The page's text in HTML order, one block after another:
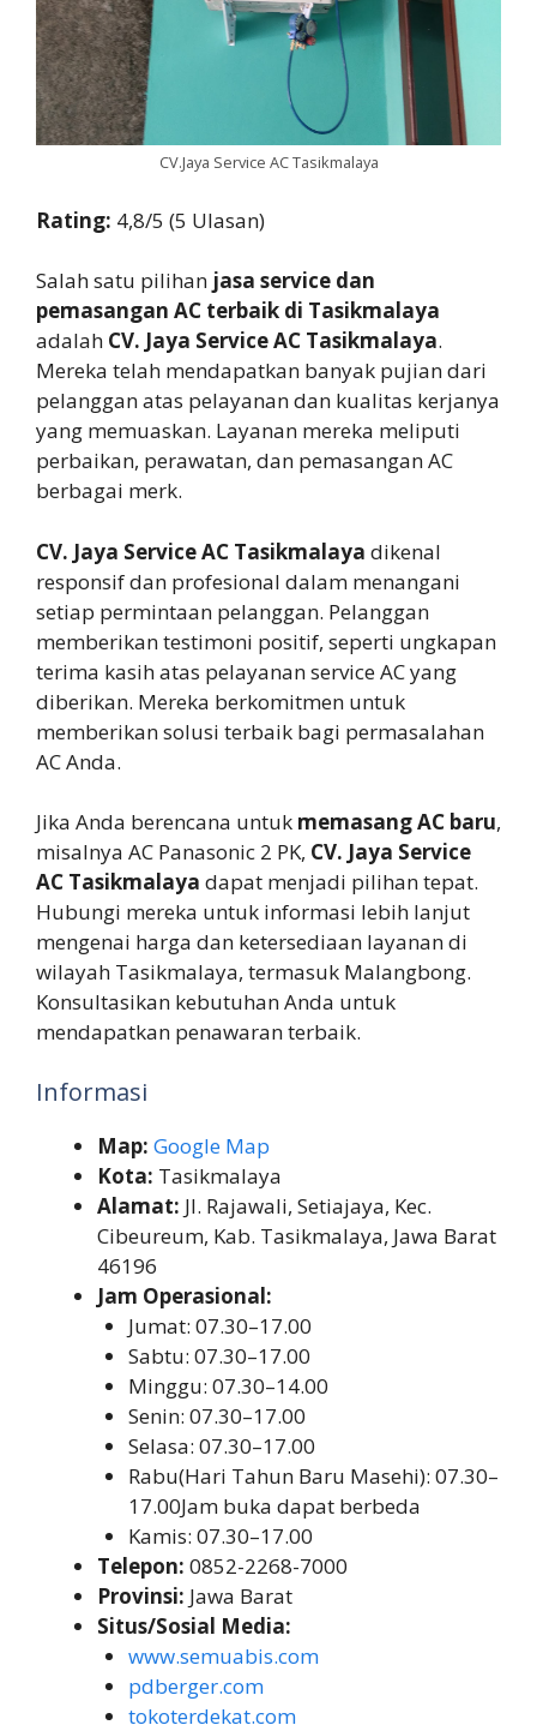
CV.Jaya Service AC Tasikmalaya
Rating: 4,8/5 (5 Ulasan)
Salah satu pilihan jasa service dan
pemasangan AC terbaik di Tasikmalaya
adalah CV. Jaya Service AC Tasikmalaya.
Mereka telah mendapatkan banyak pujian dari
pelanggan atas pelayanan dan kualitas kerjanya
yang memuaskan. Layanan mereka meliputi
perbaikan, perawatan, dan pemasangan AC
berbagai merk.
CV. Jaya Service AC Tasikmalaya dikenal
responsif dan profesional dalam menangani
setiap permintaan pelanggan. Pelanggan
memberikan testimoni positif, seperti ungkapan
terima kasih atas pelayanan service AC yang
diberikan. Mereka berkomitmen untuk
memberikan solusi terbaik bagi permasalahan
AC Anda.
Jika Anda berencana untuk memasang AC baru,
misalnya AC Panasonic 2 PK, CV. Jaya Service
AC Tasikmalaya dapat menjadi pilihan tepat.
Hubungi mereka untuk informasi lebih lanjut
mengenai harga dan ketersediaan layanan di
wilayah Tasikmalaya, termasuk Malangbong.
Konsultasikan kebutuhan Anda untuk
mendapatkan penawaran terbaik.
Informasi
Map: Google Map
Kota: Tasikmalaya
Alamat: Jl. Rajawali, Setiajaya, Kec.
Cibeureum, Kab. Tasikmalaya, Jawa Barat
46196
Jam Operasional:
Jumat: 07.30–17.00
Sabtu: 07.30–17.00
Minggu: 07.30–14.00
Senin: 07.30–17.00
Selasa: 07.30–17.00
Rabu(Hari Tahun Baru Masehi): 07.30–
17.00Jam buka dapat berbeda
Kamis: 07.30–17.00
Telepon: 0852-2268-7000
Provinsi: Jawa Barat
Situs/Sosial Media:
www.semuabis.com
pdberger.com
tokoterdekat.com